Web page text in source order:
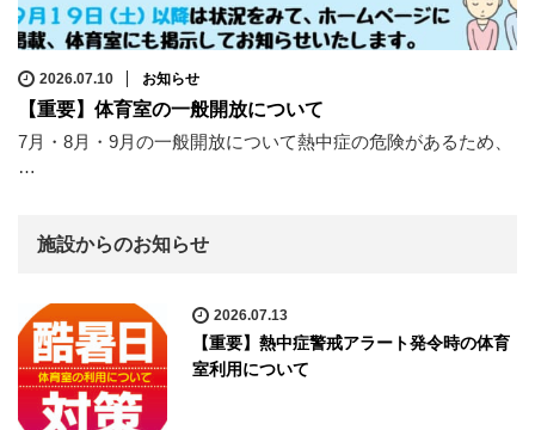
2026.07.10 お知らせ
【重要】体育室の一般開放について
7月・8月・9月の一般開放について熱中症の危険があるため、
…
施設からのお知らせ
2026.07.13
【重要】熱中症警戒アラート発令時の体育
室利用について